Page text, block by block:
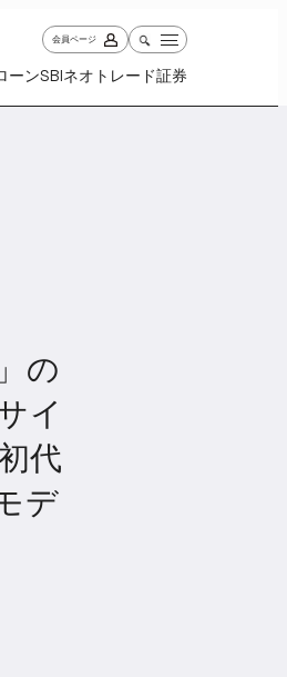
会員ページ
ーンSBIネオトレード証券
Life
の
イ
代
デ